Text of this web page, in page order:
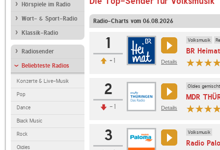
Hörspiele im Radio
Wort- & Sport-Radio
Klassik-Radio
Radiosender
Beliebteste Radios
Konzerte & Live-Musik
Pop
Dance
Black Music
Rock
Oldies
Radio-Charts vom 06.08.2026
1
+1 Details
Volksmusik
BR Heimat
2
-1 Details
Oldies gemischt
MDR
3 Volksmusik
Radio